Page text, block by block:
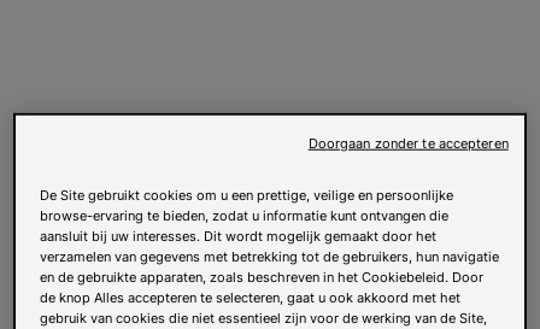
De Site gebruikt cookies om u een prettige, veilige en persoonlijke
browse-ervaring te bieden, zodat u informatie kunt ontvangen die
aansluit bij uw interesses. Dit wordt mogelijk gemaakt door het
verzamelen van gegevens met betrekking tot de gebruikers, hun navigatie
en de gebruikte apparaten, zoals beschreven in het Cookiebeleid. Door
de knop Alles accepteren te selecteren, gaat u ook akkoord met het
gebruik van cookies die niet essentieel zijn voor de werking van de Site,
Doorgaan zonder te accepteren